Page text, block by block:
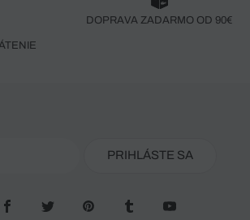
DOPRAVA ZADARMO OD 90€
PRIHLÁSTE SA